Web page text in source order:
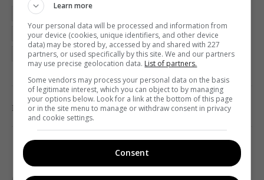
БУДУЩИЙ КОРОЛЬ
ЛУИ ГАРРЕЛЬ МЕЛАНИ ЛОРАН ПАТРИК СТЮАРТ
ПРОКАТ ТРЕЙЛЕР
Поделиться: Facebook Twitter 0
TELEKRITIKA
Learn more
Your personal data will be processed and information from
your device (cookies, unique identifiers, and other device
data) may be stored by, accessed by and shared with 227
partners, or used specifically by this site. We and our partners
may use precise geolocation data. List of partners.
Some vendors may process your personal data on the basis
of legitimate interest, which you can object to by managing
your options below. Look for a link at the bottom of this page
or in the site menu to manage or withdraw consent in privacy
and cookie settings.
Consent